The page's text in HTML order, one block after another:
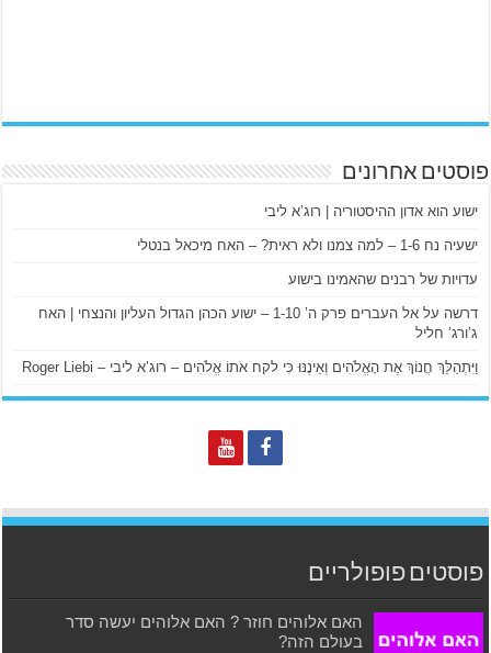
פוסטים אחרונים
ישוע הוא אדון ההיסטוריה | רוג’א ליבי
ישעיה נח 1-6 – למה צמנו ולא ראית? – האח מיכאל בנטלי
עדויות של רבנים שהאמינו בישוע
דרשה על אל העברים פרק ה’ 1-10 – ישוע הכהן הגדול העליון והנצחי | האח
ג’ורג’ חליל
וַיִּתְהַלֵּךְ חֲנוֹךְ אֶת הָאֱלֹהִים וְאֵינֶנּוּ כִּי לקח אֹתוֹ אֱלֹהִים – רוג’א ליבי – Roger Liebi
פוסטים פופולריים
האם אלוהים חוזר ? האם אלוהים יעשה סדר
בעולם הזה?